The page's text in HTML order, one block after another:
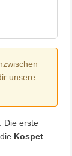
unsere
Die erste
Kospet